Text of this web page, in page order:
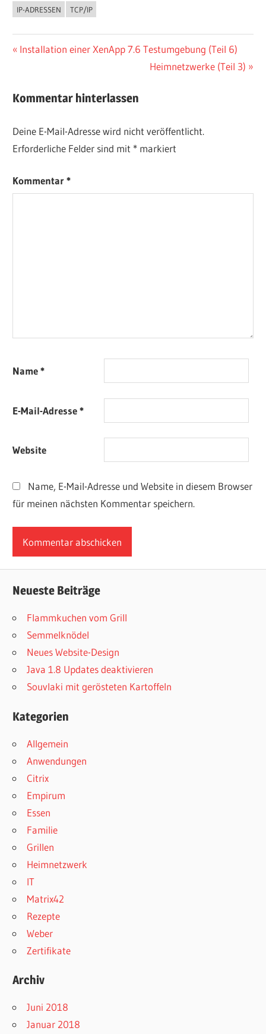
IP-ADRESSEN TCP/IP
Beitragsnavigation
Vorheriger
Installation einer XenApp 7.6 Testumgebung (Teil 6)
Nächster
Heimnetzwerke (Teil 3)
Kommentar hinterlassen
Deine E-Mail-Adresse wird nicht veröffentlicht.
Erforderliche Felder sind mit * markiert
Kommentar*
Name*
E-Mail-Adresse*
Website
Name, E-Mail-Adresse und Website in diesem Browser
für meinen nächsten Kommentar speichern.
Neueste Beiträge
Flammkuchen vom Grill
Semmelknödel
Neues Website-Design
Java 1.8 Updates deaktivieren
Souvlaki mit gerösteten Kartoffeln
Kategorien
Allgemein
Anwendungen
Citrix
Empirum
Essen
Familie
Grillen
Heimnetzwerk
IT
Matrix42
Rezepte
Weber
Zertifikate
Archiv
Juni 2018
Januar 2018